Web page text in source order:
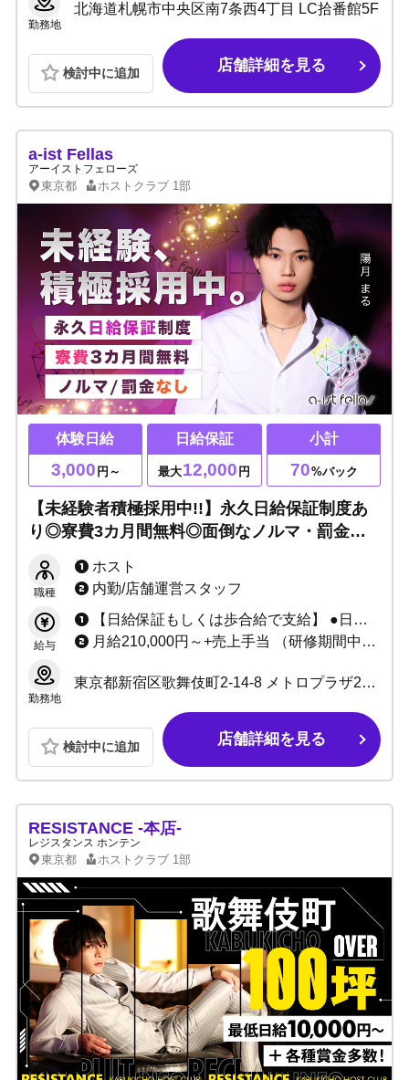
勤務地
北海道札幌市中央区南7条西4丁目 LC拾番館5F
検討中に追加 店舗詳細を見る
a-ist Fellas
アーイストフェローズ
東京都 ホストクラブ 1部
体験日給
3,000 円～
日給保証
最大12,000 円
小計
70%バック
【未経験者積極採用中!!】永久日給保証制度あ
り◎寮費3カ月間無料◎面倒なノルマ・罰金一
職種
ホスト
内勤/店舗運営スタッフ
給与
【日給保証もしくは歩合給で支給】 ●日給保証の場合 日給7,000円〜12,000円 例：22日出勤×12,000円＝264,000円 （売上がない場合時給1,000円～2,000円） ●歩合給の場合 例：小計200万円⇒70%バック ＝140万円 +各種賞金・賞与あり
月給210,000円～+売上手当 （研修期間中：月給180,000円～） ●試用期間は1カ月～3カ月 ●技術、能力によって変動 ●昇給/昇格あり
勤務地
東京都新宿区歌舞伎町2-14-8 メトロプラザ2ビルB1F
検討中に追加 店舗詳細を見る
RESISTANCE -本店-
レジスタンス ホンテン
東京都 ホストクラブ 1部